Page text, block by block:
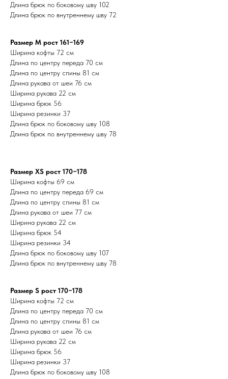
Длина брюк по боковому шву 102
Длина брюк по внутреннему шву 72
Размер M рост 161−169
Ширина кофты 72 см
Длина по центру переда 70 см
Длина по центру спины 81 см
Длина рукава от шеи 76 см
Ширина рукава 22 см
Ширина брюк 56
Ширина резинки 37
Длина брюк по боковому шву 108
Длина брюк по внутреннему шву 78
Размер XS рост 170−178
Ширина кофты 69 см
Длина по центру переда 69 см
Длина по центру спины 81 см
Длина рукава от шеи 77 см
Ширина рукава 22 см
Ширина брюк 54
Ширина резинки 34
Длина брюк по боковому шву 107
Длина брюк по внутреннему шву 78
Размер S рост 170−178
Ширина кофты 72 см
Длина по центру переда 70 см
Длина по центру спины 81 см
Длина рукава от шеи 76 см
Ширина рукава 22 см
Ширина брюк 56
Ширина резинки 37
Длина брюк по боковому шву 108